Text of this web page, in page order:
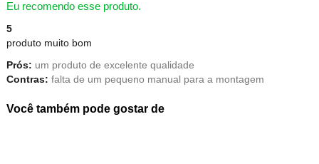
Eu recomendo esse produto.
5
produto muito bom
Prós: um produto de excelente qualidade
Contras: falta de um pequeno manual para a montagem
Você também pode gostar de